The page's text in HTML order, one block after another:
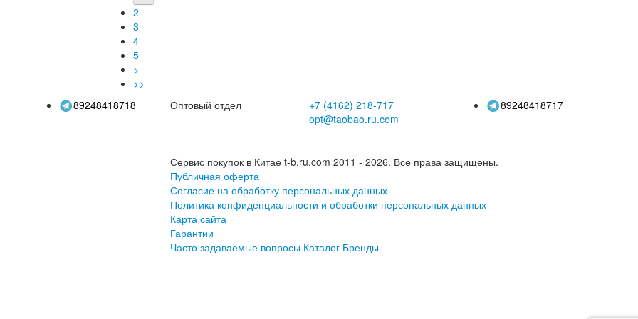
2
3
4
5
>
>>
89248418718 Оптовый отдел +7 (4162) 218-717
opt@taobao.ru.com
89248418717
Сервис покупок в Китае t-b.ru.com 2011 - 2026. Все права защищены.
Публичная оферта
Согласие на обработку персональных данных
Политика конфиденциальности и обработки персональных данных
Карта сайта
Гарантии
Часто задаваемые вопросы Каталог Бренды